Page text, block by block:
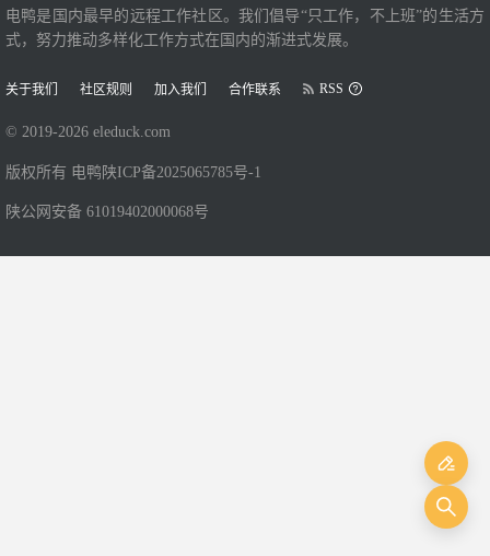
电鸭是国内最早的远程工作社区。我们倡导“只工作，不上班”的生活方
式，努力推动多样化工作方式在国内的渐进式发展。
关于我们 社区规则 加入我们 合作联系 RSS
© 2019-2026 eleduck.com
版权所有 电鸭 陕ICP备2025065785号-1
陕公网安备 61019402000068号